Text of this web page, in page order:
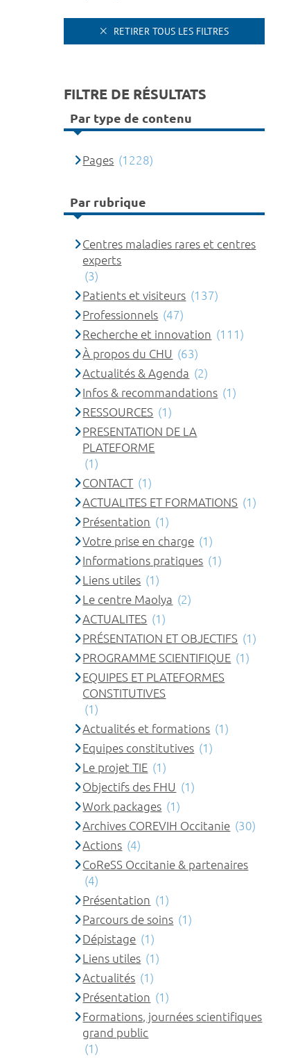
RETIRER TOUS LES FILTRES
FILTRE DE RÉSULTATS
Par type de contenu
Pages (1228)
Par rubrique
Centres maladies rares et centres
experts
(3)
Patients et visiteurs (137)
Professionnels (47)
Recherche et innovation (111)
À propos du CHU (63)
Actualités & Agenda (2)
Infos & recommandations (1)
RESSOURCES (1)
PRESENTATION DE LA
PLATEFORME
(1)
CONTACT (1)
ACTUALITES ET FORMATIONS (1)
Présentation (1)
Votre prise en charge (1)
Informations pratiques (1)
Liens utiles (1)
Le centre Maolya (2)
ACTUALITES (1)
PRÉSENTATION ET OBJECTIFS (1)
PROGRAMME SCIENTIFIQUE (1)
EQUIPES ET PLATEFORMES
CONSTITUTIVES
(1)
Actualités et formations (1)
Equipes constitutives (1)
Le projet TIE (1)
Objectifs des FHU (1)
Work packages (1)
Archives COREVIH Occitanie (30)
Actions (4)
CoReSS Occitanie & partenaires
(4)
Présentation (1)
Parcours de soins (1)
Dépistage (1)
Liens utiles (1)
Actualités (1)
Présentation (1)
Formations, journées scientifiques
grand public
(1)